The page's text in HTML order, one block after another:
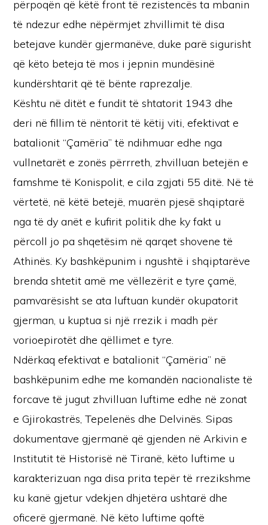
përpoqën që këtë front të rezistencës ta mbanin
të ndezur edhe nëpërmjet zhvillimit të disa
betejave kundër gjermanëve, duke parë sigurisht
që këto beteja të mos i jepnin mundësinë
kundërshtarit që të bënte raprezalje.
Kështu në ditët e fundit të shtatorit 1943 dhe
deri në fillim të nëntorit të këtij viti, efektivat e
batalionit “Çamëria” të ndihmuar edhe nga
vullnetarët e zonës përrreth, zhvilluan betejën e
famshme të Konispolit, e cila zgjati 55 ditë. Në të
vërtetë, në këtë betejë, muarën pjesë shqiptarë
nga të dy anët e kufirit politik dhe ky fakt u
përcoll jo pa shqetësim në qarqet shovene të
Athinës. Ky bashkëpunim i ngushtë i shqiptarëve
brenda shtetit amë me vëllezërit e tyre çamë,
pamvarësisht se ata luftuan kundër okupatorit
gjerman, u kuptua si një rrezik i madh për
vorioepirotët dhe qëllimet e tyre.
Ndërkaq efektivat e batalionit “Çamëria” në
bashkëpunim edhe me komandën nacionaliste të
forcave të jugut zhvilluan luftime edhe në zonat
e Gjirokastrës, Tepelenës dhe Delvinës. Sipas
dokumentave gjermanë që gjenden në Arkivin e
Institutit të Historisë në Tiranë, këto luftime u
karakterizuan nga disa prita tepër të rrezikshme
ku kanë gjetur vdekjen dhjetëra ushtarë dhe
oficerë gjermanë. Në këto luftime qoftë